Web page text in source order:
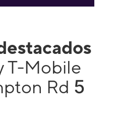
T-Mobile
Rd 5